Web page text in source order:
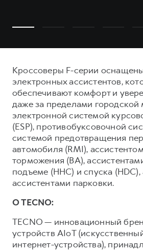
Кроссоверы F-серии
электронных ассистентов,
обеспечивают комфорт и
даже за пределами городской
электронной системой
(ESP), противобуксовочной
системой предотвращения
автомобиля (RMI),
торможения (ВА),
подъеме (ННС) и спуска
ассистентами парковки.
О TECNO:
TECNO — инновационный
устройств AIoT
интернет-устройства),